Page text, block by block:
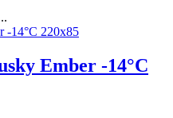
Ember -14°С